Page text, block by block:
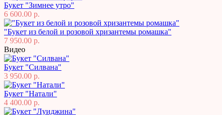
Букет "Зимнее утро"
6 600.00 р.
"Букет из белой и розовой хризантемы ромашка"
7 950.00 р.
Видео
Букет "Силвана"
3 950.00 р.
Букет "Натали"
4 400.00 р.